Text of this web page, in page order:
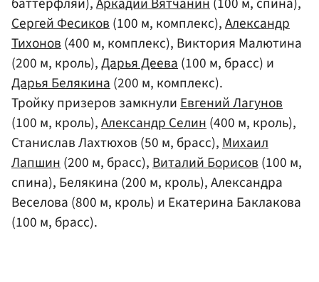
Сергей Фесиков(100 м, комплекс),Александр
Тихонов(400 м, комплекс), Виктория Малютина
(200 м, кроль),Дарья Деева(100 м, брасс) и
Дарья Белякина(200 м, комплекс).
Тройку призеров замкнулиЕвгений Лагунов
(100 м, кроль),Александр Селин(400 м, кроль),
Станислав Лахтюхов (50 м, брасс),Михаил
Лапшин(200 м, брасс),Виталий Борисов(100 м,
спина), Белякина (200 м, кроль), Александра
Веселова (800 м, кроль) и Екатерина Баклакова
(100 м, брасс).